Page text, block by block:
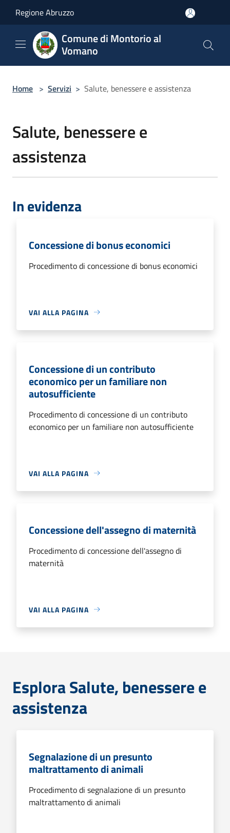
Regione Abruzzo
Comune di Montorio al
Vomano
Home > Servizi > Salute, benessere e assistenza
Salute, benessere e
assistenza
In evidenza
Concessione di bonus economici
Procedimento di concessione di bonus economici
VAI ALLA PAGINA
Concessione di un contributo
economico per un familiare non
autosufficiente
Procedimento di concessione di un contributo
economico per un familiare non autosufficiente
VAI ALLA PAGINA
Concessione dell'assegno di maternità
Procedimento di concessione dell'assegno di
maternità
VAI ALLA PAGINA
Esplora Salute, benessere e
assistenza
Segnalazione di un presunto
maltrattamento di animali
Procedimento di segnalazione di un presunto
maltrattamento di animali